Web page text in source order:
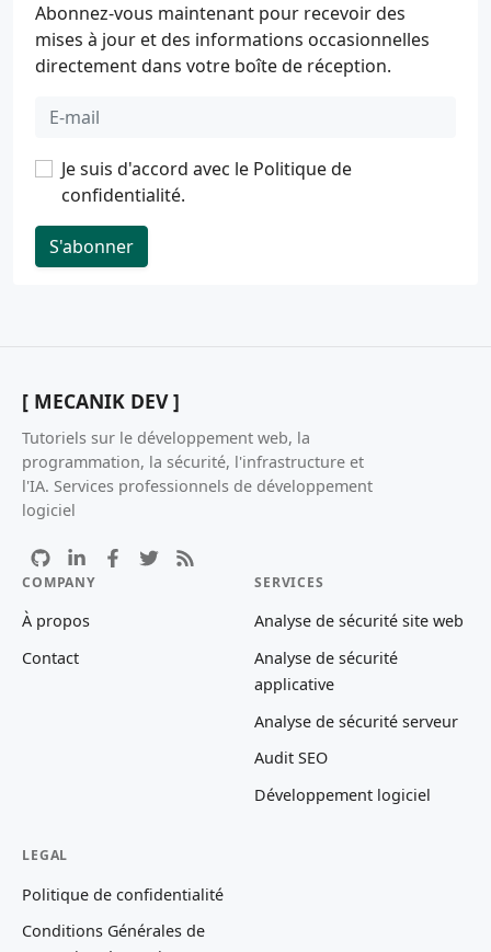
Abonnez-vous maintenant pour recevoir des
mises à jour et des informations occasionnelles
directement dans votre boîte de réception.
Je suis d'accord avec le Politique de
confidentialité.
S'abonner
[ MECANIK DEV ]
Tutoriels sur le développement web, la
programmation, la sécurité, l'infrastructure et
l'IA. Services professionnels de développement
logiciel
COMPANY
À propos
Contact
SERVICES
Analyse de sécurité site web
Analyse de sécurité
applicative
Analyse de sécurité serveur
Audit SEO
Développement logiciel
LEGAL
Politique de confidentialité
Conditions Générales de